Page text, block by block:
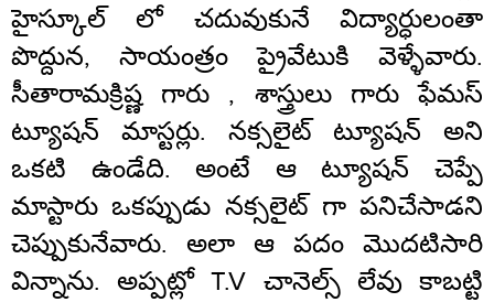
హైస్కూల్ లో చదువుకునే విద్యార్ధులంతా
పొద్దున, సాయంత్రం ప్రైవేటుకి వెళ్ళేవారు.
సీతారామక్రిష్ణ గారు , శాస్త్రులు గారు ఫేమస్
ట్యూషన్ మాస్టర్లు. నక్సలైట్ ట్యూషన్ అని
ఒకటి ఉండేది. అంటే ఆ ట్యూషన్ చెప్పే
మాస్టారు ఒకప్పుడు నక్సలైట్ గా పనిచేసాడని
చెప్పుకునేవారు. అలా ఆ పదం మొదటిసారి
విన్నాను. అప్పట్లో T.V చానెల్స్ లేవు కాబట్టి